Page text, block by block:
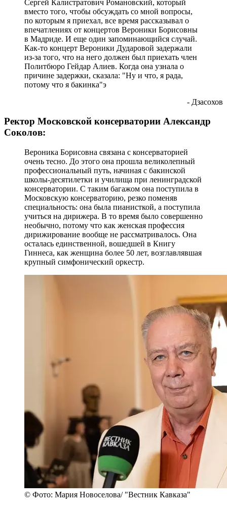
Сергей Калистратович Романовский, который
вместо того, чтобы обсуждать со мной вопросы,
по которым я приехал, все время рассказывал о
впечатлениях от концертов Вероники Борисовны
в Мадриде. И еще один запоминающийся случай.
Как-то концерт Вероники Дударовой задержали
из-за того, что на него должен был приехать член
Политбюро Гейдар Алиев. Когда она узнала о
причине задержки, сказала: "Ну и что, я рада,
потому что я бакинка"э
- Дзасохов
Ректор Московской консерватории Александр
Соколов:
Вероника Борисовна связана с консерваторией
очень тесно. До этого она прошла великолепный
профессиональный путь, начиная с бакинской
школы-десятилетки и училища при ленинградской
консерватории. С таким багажом она поступила в
Московскую консерваторию, резко поменяв
специальность: она была пианисткой, а поступила
учиться на дирижера. В то время было совершенно
необычно, потому что как женская профессия
дирижирование вообще не рассматривалось. Она
осталась единственной, вошедшей в Книгу
Гиннеса, как женщина более 50 лет, возглавлявшая
крупный симфонический оркестр.
© Фото: Мария Новоселова/ "Вестник Кавказа"